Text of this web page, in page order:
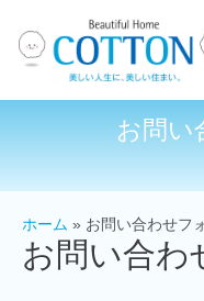
お問い
ホーム お問い合わせフ
お問い合わ